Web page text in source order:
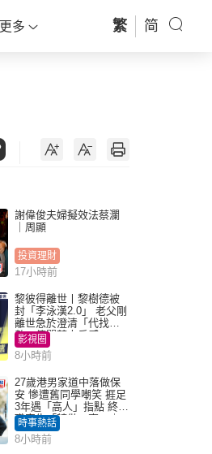
更多 繁 简
謝偉俊夫婦擬效法蔡瀾
｜周顯
投資理財
17小時前
黎彼得離世丨黎樹德被
封「李泳漢2.0」 老父剛
離世急於澄清「代找卡
數」傳聞惹人反感
影視圈
8小時前
27歲港男家道中落做保
安 慘遭舊同學嘲笑 捱足
3年遇「高人」指點 終辭
職宣告「轉做一事」｜
Juicy叮
時事熱話
8小時前